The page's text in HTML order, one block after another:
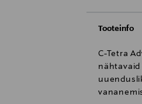
Tooteinfo
C-Tetra